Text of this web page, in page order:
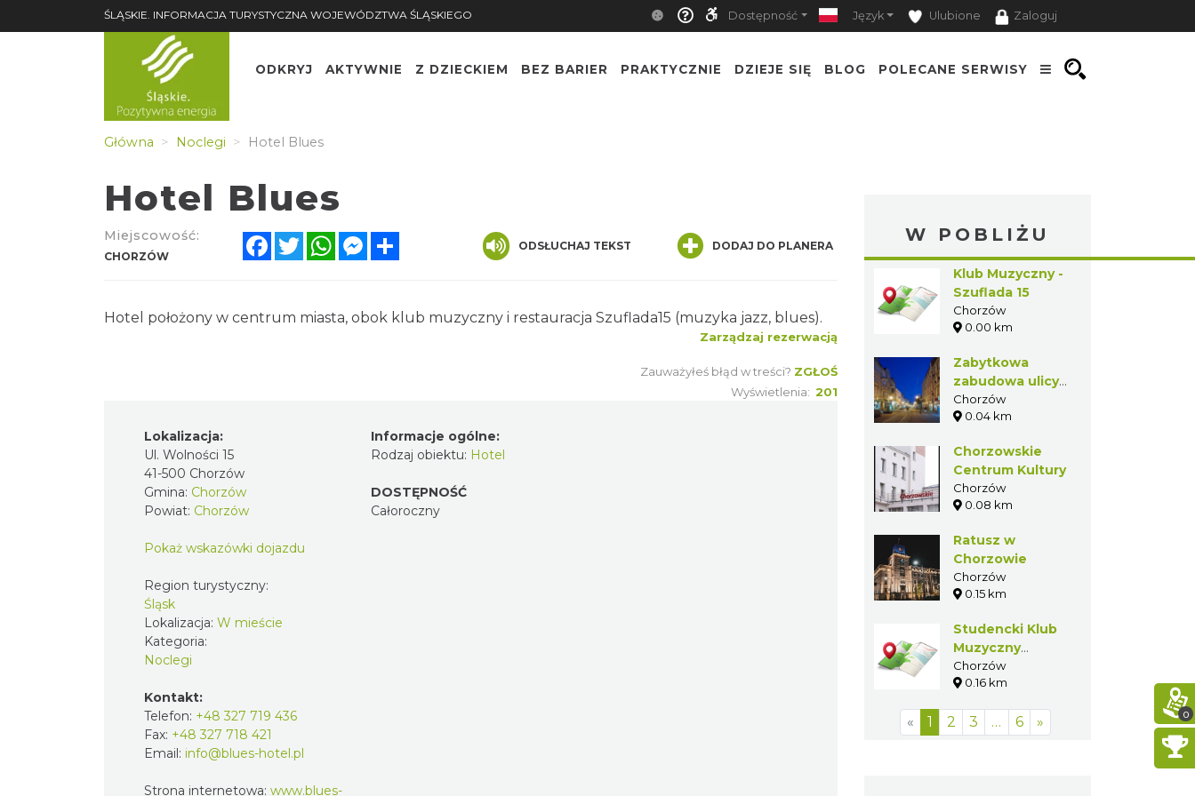
ŚLĄSKIE. INFORMACJA TURYSTYCZNA WOJEWÓDZTWA ŚLĄSKIEGO Dostępność Język Ulubione Zaloguj
ODKRYJ AKTYWNIE Z DZIECKIEM BEZ BARIER PRAKTYCZNIE DZIEJE SIĘ BLOG POLECANE SERWISY
Główna Noclegi Hotel Blues
Hotel Blues
Miejscowość:
CHORZÓW
Facebook
TwitterWhatsAppMessenger ODSŁUCHAJ TEKST DODAJ DO PLANERA
Hotel położony w centrum miasta, obok klub muzyczny i restauracja Szuflada15 (muzyka jazz,
Zauważyłeś błąd w treści?ZGŁOŚ
Lokalizacja:
Ul. Wolności 15
41-500 Chorzów
Gmina:Chorzów
Śląsk
Lokalizacja:
Kategoria:
Kontakt:
Telefon: +48 327 719 436
Fax:+48 327 718 421
Informacje ogólne:
DOSTĘPNOŚĆ
W POBLIŻU
Klub Muzyczny
- Szuflada 15
Chorzów
0.00 km
Zabytkowa
zabudowa ulicy
Wolności w
Chorzowie
Chorzów
0.04 km
Chorzowskie
Centrum
Kultury
Chorzów
0.08 km
Ratusz w
Chorzowie
Chorzów
0.15 km
Studencki Klub
Muzyczny
Kocynder
Chorzów
0.16 km
2 3 … 6 0